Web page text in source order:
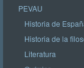
PEVAU
Historia de
Historia de la
Literatura